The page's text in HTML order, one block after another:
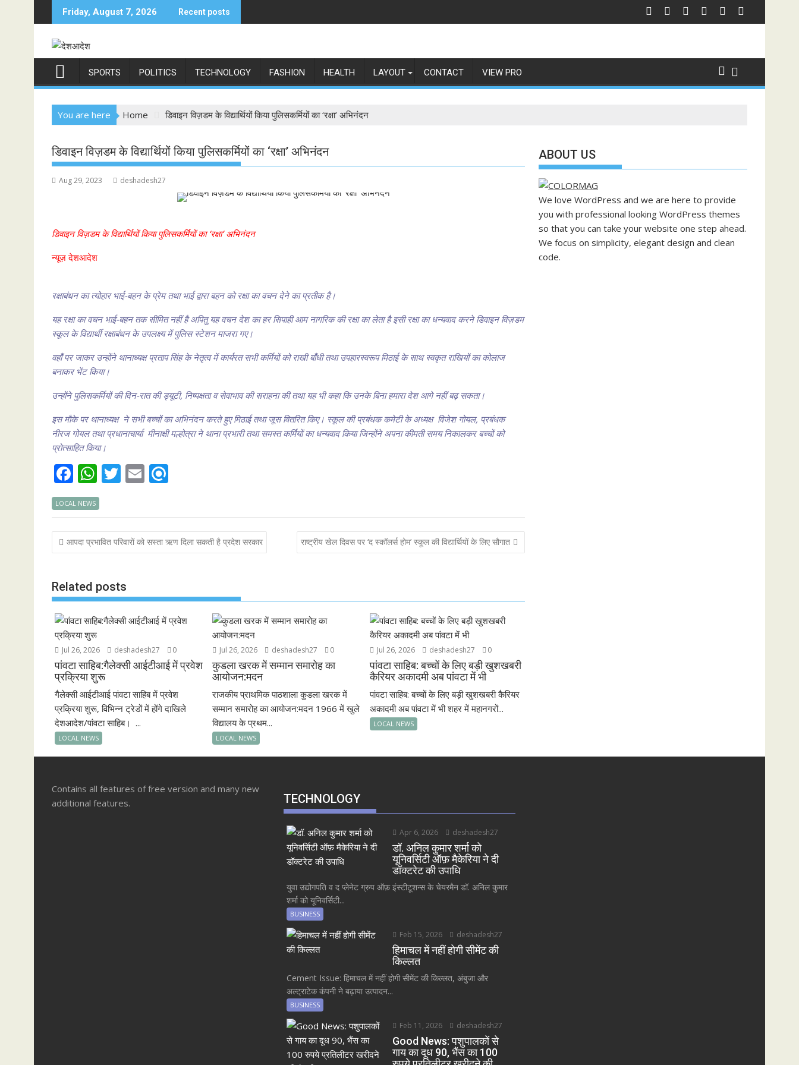
to
Friday, August 7, 2026 Recent posts
SPORTS POLITICS TECHNOLOGY FASHION HEALTH LAYOUT CONTACT VIEW PRO
You are here Home डिवाइन विज़डम के विद्यार्थियों किया पुलिसकर्मियों का ‘रक्षा’ अभिनंदन
डिवाइन विज़डम के विद्यार्थियों किया पुलिसकर्मियों का ‘रक्षा’ अभिनंदन
Aug 29, 2023 deshadesh27
डिवाइन विज़डम के विद्यार्थियों किया पुलिसकर्मियों का ‘रक्षा’ अभिनंदन
न्यूज़ देशआदेश
रक्षाबंधन का त्योहार भाई-बहन के प्रेम तथा भाई द्वारा बहन को रक्षा का वचन देने का प्रतीक है।
यह रक्षा का वचन भाई-बहन तक सीमित नहीं है अपितु यह वचन देश का हर सिपाही आम नागरिक की रक्षा का लेता है इसी रक्षा का धन्यवाद करने डिवाइन विज़डम
स्कूल के विद्यार्थी रक्षाबंधन के उपलक्ष्य में पुलिस स्टेशन माजरा गए।
वहाँ पर जाकर उन्होंने थानाध्यक्ष प्रताप सिंह के नेतृत्व में कार्यरत सभी कर्मियों को राखी बाँधी तथा उपहारस्वरूप मिठाई के साथ स्वकृत राखियों का कोलाज
बनाकर भेंट किया।
उन्होंने पुलिसकर्मियों की दिन-रात की ड्यूटी, निष्पक्षता व सेवाभाव की सराहना की तथा यह भी कहा कि उनके बिना हमारा देश आगे नहीं बढ़ सकता।
इस मौके पर थानाध्यक्ष ने सभी बच्चों का अभिनंदन करते हुए मिठाई तथा जूस वितरित किए। स्कूल की प्रबंधक कमेटी के अध्यक्ष विजेश गोयल, प्रबंधक
नीरज गोयल तथा प्रधानाचार्या मीनाक्षी मल्होत्रा ने थाना प्रभारी तथा समस्त कर्मियों का धन्यवाद किया जिन्होंने अपना कीमती समय निकालकर बच्चों को
प्रोत्साहित किया।
F
ac
e
b
o
k
W
h
at
s
A
p
T
itt
er
E
ai
l
i
n
d
LOCAL NEWS
Post
navigation
आपदा प्रभावित परिवारों को सस्ता ऋण दिला सकती है प्रदेश सरकार राष्ट्रीय खेल दिवस पर ‘द स्कॉलर्स होम’ स्कूल की विद्यार्थियों के लिए सौगात
Related posts
Jul 26, 2026 deshadesh27 0
पांवटा साहिब:गैलेक्सी आईटीआई में प्रवेश
प्रक्रिया शुरू
गैलेक्सी आईटीआई पांवटा साहिब में प्रवेश
प्रक्रिया शुरू, विभिन्न ट्रेडों में होंगे दाखिले
देशआदेश/पांवटा साहिब। ...
LOCAL NEWS
Jul 26, 2026 deshadesh27 0
कुडला खरक में सम्मान समारोह का
आयोजन:मदन
राजकीय प्राथमिक पाठशाला कुडला खरक में
सम्मान समारोह का आयोजन:मदन 1966 में खुले
विद्यालय के प्रथम...
LOCAL NEWS
Jul 26, 2026 deshadesh27 0
पांवटा साहिब: बच्चों के लिए बड़ी खुशखबरी
कैरियर अकादमी अब पांवटा में भी
पांवटा साहिब: बच्चों के लिए बड़ी खुशखबरी कैरियर
अकादमी अब पांवटा में भी शहर में महानगरों...
LOCAL NEWS
ABOUT US
We love WordPress and we are here to provide
you with professional looking WordPress themes
so that you can take your website one step ahead.
We focus on simplicity, elegant design and clean
code.
Contains all features of free version and many new
additional features.
TECHNOLOGY
Apr 6, 2026 deshadesh27
डॉ. अनिल कुमार शर्मा को
यूनिवर्सिटी ऑफ़ मैकेरिया ने दी
डॉक्टरेट की उपाधि
युवा उद्योगपति व द प्लेनेट ग्रुप ऑफ़ इंस्टीटूशन्स के चेयरमैन डॉ. अनिल कुमार
शर्मा को यूनिवर्सिटी...
BUSINESS
Feb 15, 2026 deshadesh27
हिमाचल में नहीं होगी सीमेंट की
किल्लत
Cement Issue: हिमाचल में नहीं होगी सीमेंट की किल्लत, अंबुजा और
अल्ट्राटेक कंपनी ने बढ़ाया उत्पादन...
BUSINESS
Feb 11, 2026 deshadesh27
Good News: पशुपालकों से
गाय का दूध 90, भैंस का 100